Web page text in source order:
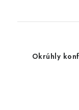
Okrúhly